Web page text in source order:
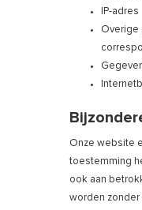
IP-adres
Overige
Onze website
toestemming
ook aan
worden